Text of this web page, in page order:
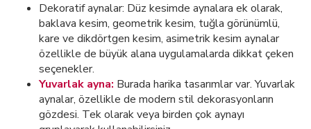
Dekoratif aynalar: Düz kesimde aynalara ek olarak,
baklava kesim, geometrik kesim, tuğla görünümlü,
kare ve dikdörtgen kesim, asimetrik kesim aynalar
özellikle de büyük alana uygulamalarda dikkat çeken
seçenekler.
Yuvarlak ayna: Burada harika tasarımlar var. Yuvarlak
aynalar, özellikle de modern stil dekorasyonların
gözdesi. Tek olarak veya birden çok aynayı